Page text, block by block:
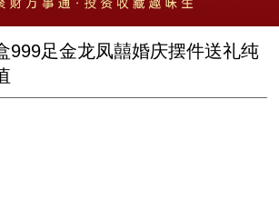
999足金龙凤囍婚庆摆件送礼纯